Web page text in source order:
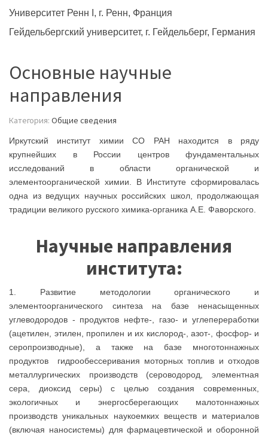
Университет Ренн I, г. Ренн, Франция
Гейдельбергский университет, г. Гейдельберг, Германия
Основные научные
направления
Категория: Общие сведения
Иркутский институт химии СО РАН находится в ряду
крупнейших в России центров фундаментальных
исследований в области органической и
элементоорганической химии. В Институте сформировалась
одна из ведущих научных российских школ, продолжающая
традиции великого русского химика-органика А.Е. Фаворского.
Научные направления
института:
1. Развитие методологии органического и
элементоорганического синтеза на базе ненасыщенных
углеводородов - продуктов нефте-, газо- и углепереработки
(ацетилен, этилен, пропилен и их кислород-, азот-, фосфор- и
серопроизводные), а также на базе многотоннажных
продуктов гидрообессеривания моторных топлив и отходов
металлургических производств (сероводород, элементная
сера, диоксид серы) с целью создания современных,
экологичных и энергосберегающих малотоннажных
производств уникальных наукоемких веществ и материалов
(включая наносистемы) для фармацевтической и оборонной